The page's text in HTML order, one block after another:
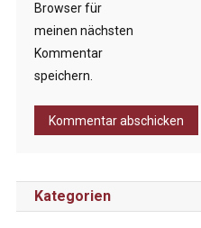
Browser für
meinen nächsten
Kommentar
speichern.
Kategorien